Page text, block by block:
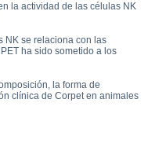
la actividad de las células NK
NK se relaciona con las
ha sido sometido a los
la forma de
clínica de Corpet en animales